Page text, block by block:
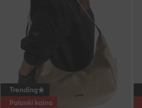
Trending
Palanki kaina